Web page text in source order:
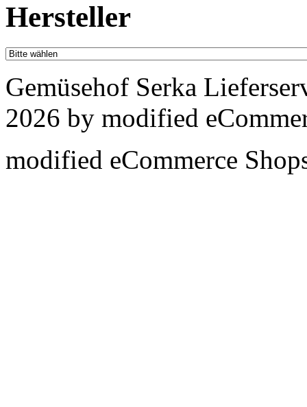
Hersteller
Gemüsehof Serka
2026 by modified
modified eCommerce